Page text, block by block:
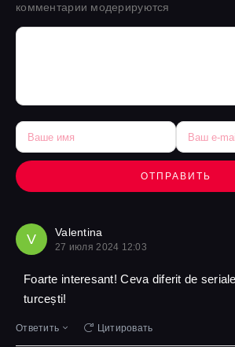
комментарии модерируются
ОТПРАВИТЬ
V Valentina
27 июля 2024 12:03
Foarte interesant! Ceva diferit de
turcești!
Ответить Цитировать